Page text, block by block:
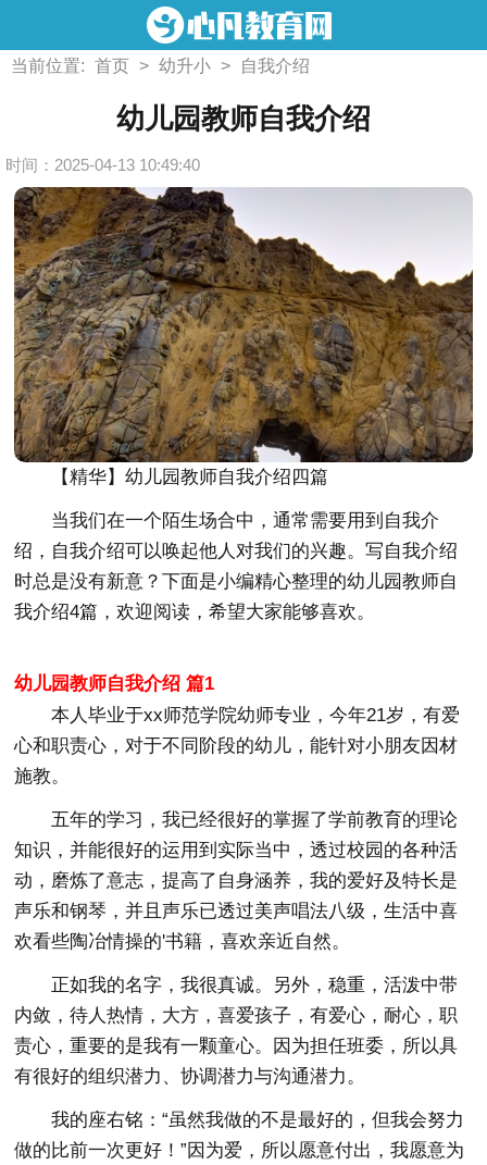
当前位置: 首页 > 幼升小 > 自我介绍
幼儿园教师自我介绍
时间：2025-04-13 10:49:40
【精华】幼儿园教师自我介绍四篇
当我们在一个陌生场合中，通常需要用到自我介
绍，自我介绍可以唤起他人对我们的兴趣。写自我介绍
时总是没有新意？下面是小编精心整理的幼儿园教师自
我介绍4篇，欢迎阅读，希望大家能够喜欢。
幼儿园教师自我介绍 篇1
本人毕业于xx师范学院幼师专业，今年21岁，有爱
心和职责心，对于不同阶段的幼儿，能针对小朋友因材
施教。
五年的学习，我已经很好的掌握了学前教育的理论
知识，并能很好的运用到实际当中，透过校园的各种活
动，磨炼了意志，提高了自身涵养，我的爱好及特长是
声乐和钢琴，并且声乐已透过美声唱法八级，生活中喜
欢看些陶冶情操的'书籍，喜欢亲近自然。
正如我的名字，我很真诚。另外，稳重，活泼中带
内敛，待人热情，大方，喜爱孩子，有爱心，耐心，职
责心，重要的是我有一颗童心。因为担任班委，所以具
有很好的组织潜力、协调潜力与沟通潜力。
我的座右铭：“虽然我做的不是最好的，但我会努力
做的比前一次更好！”因为爱，所以愿意付出，我愿意为